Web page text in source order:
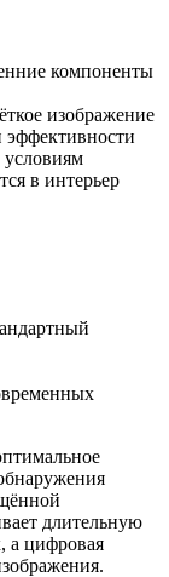
компоненты
изображение
в интерьер
длительную
а цифровая